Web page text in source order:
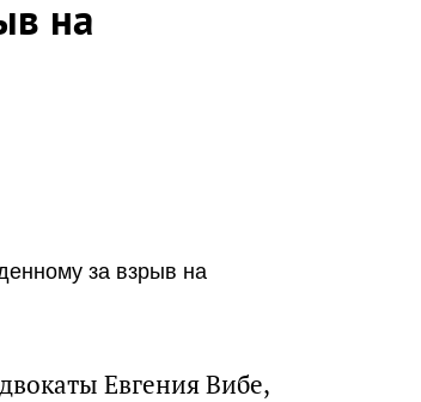
на
за взрыв на
Евгения Вибе,